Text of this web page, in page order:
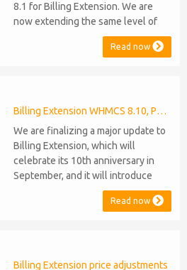
8.1 for Billing Extension. We are
now extending the same level of
compatibility to Commission
Manager and Mercury, which are
released, introducing support for
PHP 8.2. This does not alter our pl...
Read now
Billing Extension WHMCS 8.10, PHP 8.1
We are finalizing a major update to
Billing Extension, which will
celebrate its 10th anniversary in
September, and it will introduce
several new features: WHMCS 8.10
Support: the module will be
migration or feature compromise
Read now
Billing Extension price adjustments